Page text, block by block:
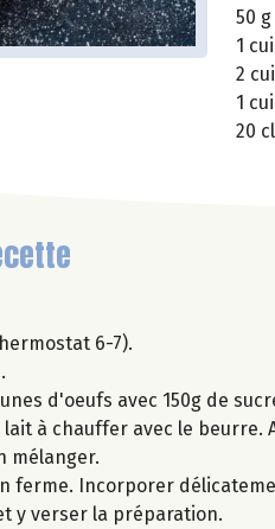
50
1
2
1
20
6-7).
d'oeufs avec 150g de
à chauffer avec le beurre.
mélanger.
ferme. Incorporer
y verser la préparation.